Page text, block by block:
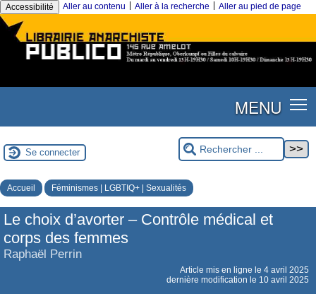
Accessibilité Aller au contenu Aller à la recherche Aller au pied de page
MENU
Se connecter
Accueil Féminismes | LGBTIQ+ | Sexualités
Le choix d’avorter – Contrôle médical et
corps des femmes
Raphaël Perrin
Article mis en ligne le 4 avril 2025
dernière modification le 10 avril 2025